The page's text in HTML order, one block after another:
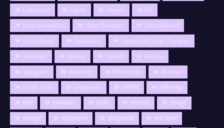
Udaypura
Ujjain Unnao
UP
Uttar paradesh
Uttar Pradesh
Uttarakhand
Uttrakhand
Vadodara
Vanarashi Uttar Pradesh
Varanasi
Videos Videsh
vidisha
Vijaygarh
Weather WhatsApp
Women
Youth Care
youthcare अमेरिका
अलीराजपुर
इंदौर
इस्लामाबाद उज्जैन उत्तराखंड
उदयपुरा
उदायपुरा
ओबेदुल्लागंज औबेदुल्लागंज
कथा वाचन